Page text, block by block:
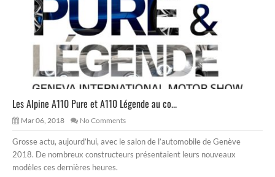
Les Alpine A110 Pure et A110 Légende au co...
Mar 06, 2018 No Comments
Grosse actu, aujourd’hui, avec le salon de l’automobile de Genève
2018. De nombreux constructeurs présentaient leurs nouveaux
modèles ces dernières heures.